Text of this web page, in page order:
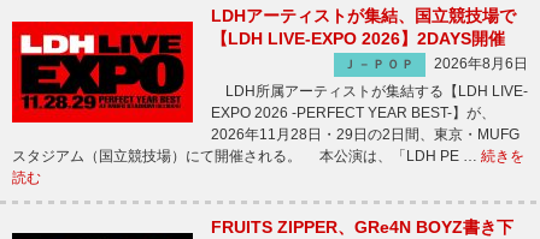
LDHアーティストが集結、国立競技場で
【LDH LIVE-EXPO 2026】2DAYS開催
Ｊ－ＰＯＰ
2026年8月6日
LDH所属アーティストが集結する【LDH LIVE-
EXPO 2026 -PERFECT YEAR BEST-】が、
2026年11月28日・29日の2日間、東京・MUFG
スタジアム（国立競技場）にて開催される。 本公演は、「LDH PE … 続きを
読む
FRUITS ZIPPER、GRe4N BOYZ書き下